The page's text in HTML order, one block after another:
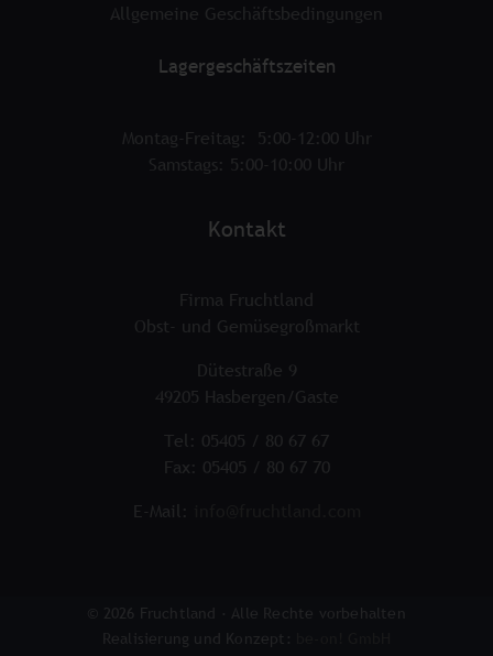
Allgemeine Geschäftsbedingungen
Lagergeschäftszeiten
Montag-Freitag: 5:00-12:00 Uhr
Samstags: 5:00-10:00 Uhr
Kontakt
Firma Fruchtland
Obst- und Gemüsegroßmarkt
Dütestraße 9
49205 Hasbergen/Gaste
Tel: 05405 / 80 67 67
Fax: 05405 / 80 67 70
E-Mail:
© 2026 Fruchtland · Alle Rechte vorbehalten
Realisierung und Konzept: